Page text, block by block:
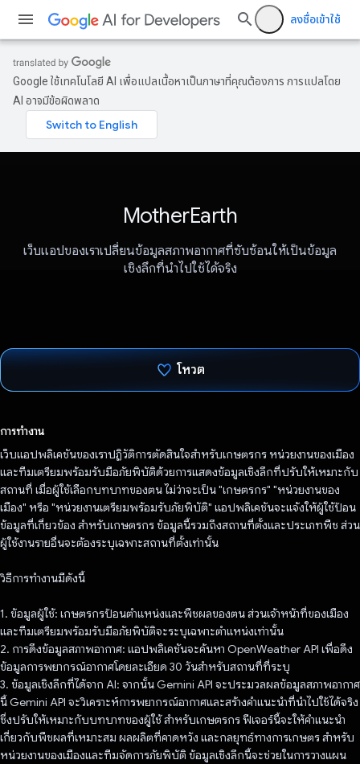
ลงชื่อเข้าใช้
Google ใช้เทคโนโลยี AI เพื่อแปลเนื้อหาเป็นภาษาที่คุณต้องการ การแปลโดย
AI อาจมีข้อผิดพลาด
MotherEarth
เว็บแอปของเราเปลี่ยนข้อมูลสภาพอากาศที่ซับซ้อนให้เป็นข้อมูล
เชิงลึกที่นำไปใช้ได้จริง
โหวต
การทำงาน
เว็บแอปพลิเคชันของเราปฏิวัติการตัดสินใจสำหรับเกษตรกร หน่วยงานของเมือง
และทีมเตรียมพร้อมรับมือภัยพิบัติด้วยการแสดงข้อมูลเชิงลึกที่ปรับให้เหมาะกับ
สถานที่ เมื่อผู้ใช้เลือกบทบาทของตน ไม่ว่าจะเป็น "เกษตรกร" "หน่วยงานของ
เมือง" หรือ "หน่วยงานเตรียมพร้อมรับภัยพิบัติ" แอปพลิเคชันจะแจ้งให้ผู้ใช้ป้อน
ข้อมูลที่เกี่ยวข้อง สำหรับเกษตรกร ข้อมูลนี้รวมถึงสถานที่ตั้งและประเภทพืช ส่วน
ผู้ใช้งานรายอื่นจะต้องระบุเฉพาะสถานที่ตั้งเท่านั้น
วิธีการทํางานมีดังนี้
1. ข้อมูลผู้ใช้: เกษตรกรป้อนตำแหน่งและพืชผลของตน ส่วนเจ้าหน้าที่ของเมือง
และทีมเตรียมพร้อมรับมือภัยพิบัติจะระบุเฉพาะตำแหน่งเท่านั้น
2. การดึงข้อมูลสภาพอากาศ: แอปพลิเคชันจะค้นหา OpenWeather API เพื่อดึง
ข้อมูลการพยากรณ์อากาศโดยละเอียด 30 วันสำหรับสถานที่ที่ระบุ
3. ข้อมูลเชิงลึกที่ได้จาก AI: จากนั้น Gemini API จะประมวลผลข้อมูลสภาพอากาศ
นี้ Gemini API จะวิเคราะห์การพยากรณ์อากาศและสร้างคําแนะนําที่นําไปใช้ได้จริง
ซึ่งปรับให้เหมาะกับบทบาทของผู้ใช้ สําหรับเกษตรกร ฟีเจอร์นี้จะให้คําแนะนํา
เกี่ยวกับพืชผลที่เหมาะสม ผลผลิตที่คาดหวัง และกลยุทธ์ทางการเกษตร สําหรับ
หน่วยงานของเมืองและทีมจัดการภัยพิบัติ ข้อมูลเชิงลึกนี้จะช่วยในการวางแผน